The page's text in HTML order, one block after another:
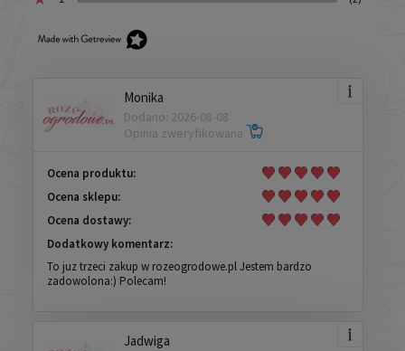
Monika
Dodano: 2026-08-08
Opinia zweryfikowana
Ocena produktu:
Ocena sklepu:
Ocena dostawy:
Dodatkowy komentarz:
To juz trzeci zakup w rozeogrodowe.pl Jestem bardzo
zadowolona:) Polecam!
Jadwiga